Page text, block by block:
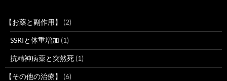
【お薬と副作用】 (2)
SSRIと体重増加 (1)
抗精神病薬と突然死 (1)
【その他の治療】 (6)